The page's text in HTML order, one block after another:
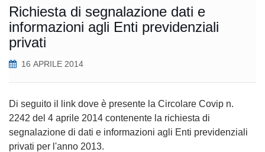
Richiesta di segnalazione dati e
informazioni agli Enti previdenziali
privati
16 APRILE 2014
Di seguito il link dove è presente la Circolare Covip n.
2242 del 4 aprile 2014 contenente la richiesta di
segnalazione di dati e informazioni agli Enti previdenziali
privati per l'anno 2013.